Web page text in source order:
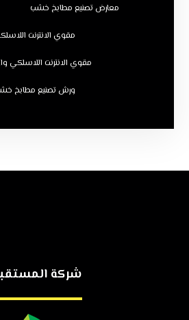
معارض تصنيع مطابخ خشب
مقوي الانترنت
مقوي الانترنت اللاسلكي
ورش تصنيع مطابخ
شركة